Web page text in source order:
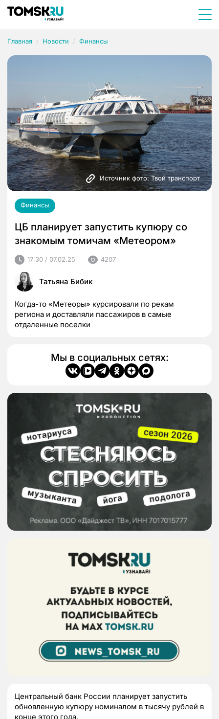
Главная Новости Финансы
Источник фото: Твой транспорт
Финансы
ЦБ планирует запустить купюру со
знакомым томичам «Метеором»
17:30 / 07.02.25 4207
Татьяна Бибик
Когда-то «Метеоры» курсировали по рекам
региона и доставляли пассажиров в самые
отдаленные поселки
Мы в социальных сетях:
Центральный банк России планирует запустить
обновленную купюру номиналом в тысячу рублей в
конце этого года.